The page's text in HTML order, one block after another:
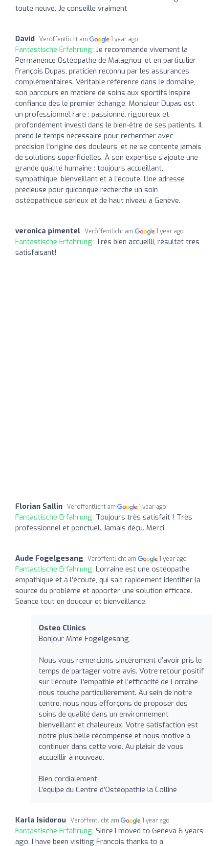
toute neuve. Je conseille vraiment
David Veröffentlicht am 1 year ago
Fantastische Erfahrung: Je recommande vivement la
Permanence Ostéopathe de Malagnou, et en particulier
François Dupas, praticien reconnu par les assurances
complémentaires. Véritable référence dans le domaine,
son parcours en matière de soins aux sportifs inspire
confiance dès le premier échange. Monsieur Dupas est
un professionnel rare : passionné, rigoureux et
profondément investi dans le bien-être de ses patients. Il
prend le temps nécessaire pour rechercher avec
précision l'origine des douleurs, et ne se contente jamais
de solutions superficielles. À son expertise s'ajoute une
grande qualité humaine : toujours accueillant,
sympathique, bienveillant et à l'écoute. Une adresse
précieuse pour quiconque recherche un soin
ostéopathique sérieux et de haut niveau à Genève.
veronica pimentel Veröffentlicht am 1 year ago
Fantastische Erfahrung: Trés bien accueilli, résultat tres
satisfaisant!
Florian Sallin Veröffentlicht am 1 year ago
Fantastische Erfahrung: Toujours très satisfait ! Très
professionnel et ponctuel. Jamais déçu. Merci
Aude Fogelgesang Veröffentlicht am 1 year ago
Fantastische Erfahrung: Lorraine est une ostéopathe
empathique et à l’écoute, qui sait rapidement identifier la
source du problème et apporter une solution efficace.
Séance tout en douceur et bienveillance.
Osteo Clinics
Bonjour Mme Fogelgesang,
Nous vous remercions sincèrement d’avoir pris le
temps de partager votre avis. Votre retour positif
sur l’écoute, l’empathie et l’efficacité de Lorraine
nous touche particulièrement. Au sein de notre
centre, nous nous efforçons de proposer des
soins de qualité dans un environnement
bienveillant et chaleureux. Votre satisfaction est
notre plus belle récompense et nous motive à
continuer dans cette voie. Au plaisir de vous
accueillir à nouveau.
Bien cordialement,
L’équipe du Centre d’Ostéopathie la Colline
Karla Isidorou Veröffentlicht am 1 year ago
Fantastische Erfahrung: Since I moved to Geneva 6 years
ago, I have been visiting Francois thanks to a